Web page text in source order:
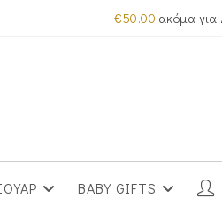
€50.00 ακόμα
BABY GIFTS